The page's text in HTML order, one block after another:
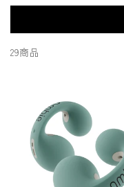
ク
シ
ョ
29商品